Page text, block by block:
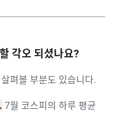
각오 되셨나요?
펴볼 부분도 있습니다.
7월 코스피의 하루 평균